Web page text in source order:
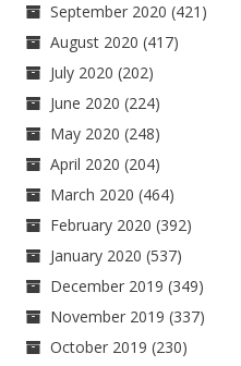
September 2020 (421)
August 2020 (417)
July 2020 (202)
June 2020 (224)
May 2020 (248)
April 2020 (204)
March 2020 (464)
February 2020 (392)
January 2020 (537)
December 2019 (349)
November 2019 (337)
October 2019 (230)